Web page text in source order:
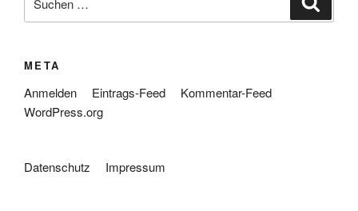
nach:
META
Anmelden Eintrags-Feed
Kommentar-Feed
WordPress.org
Datenschutz Impressum